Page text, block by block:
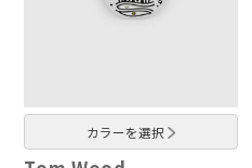
カラーを選択